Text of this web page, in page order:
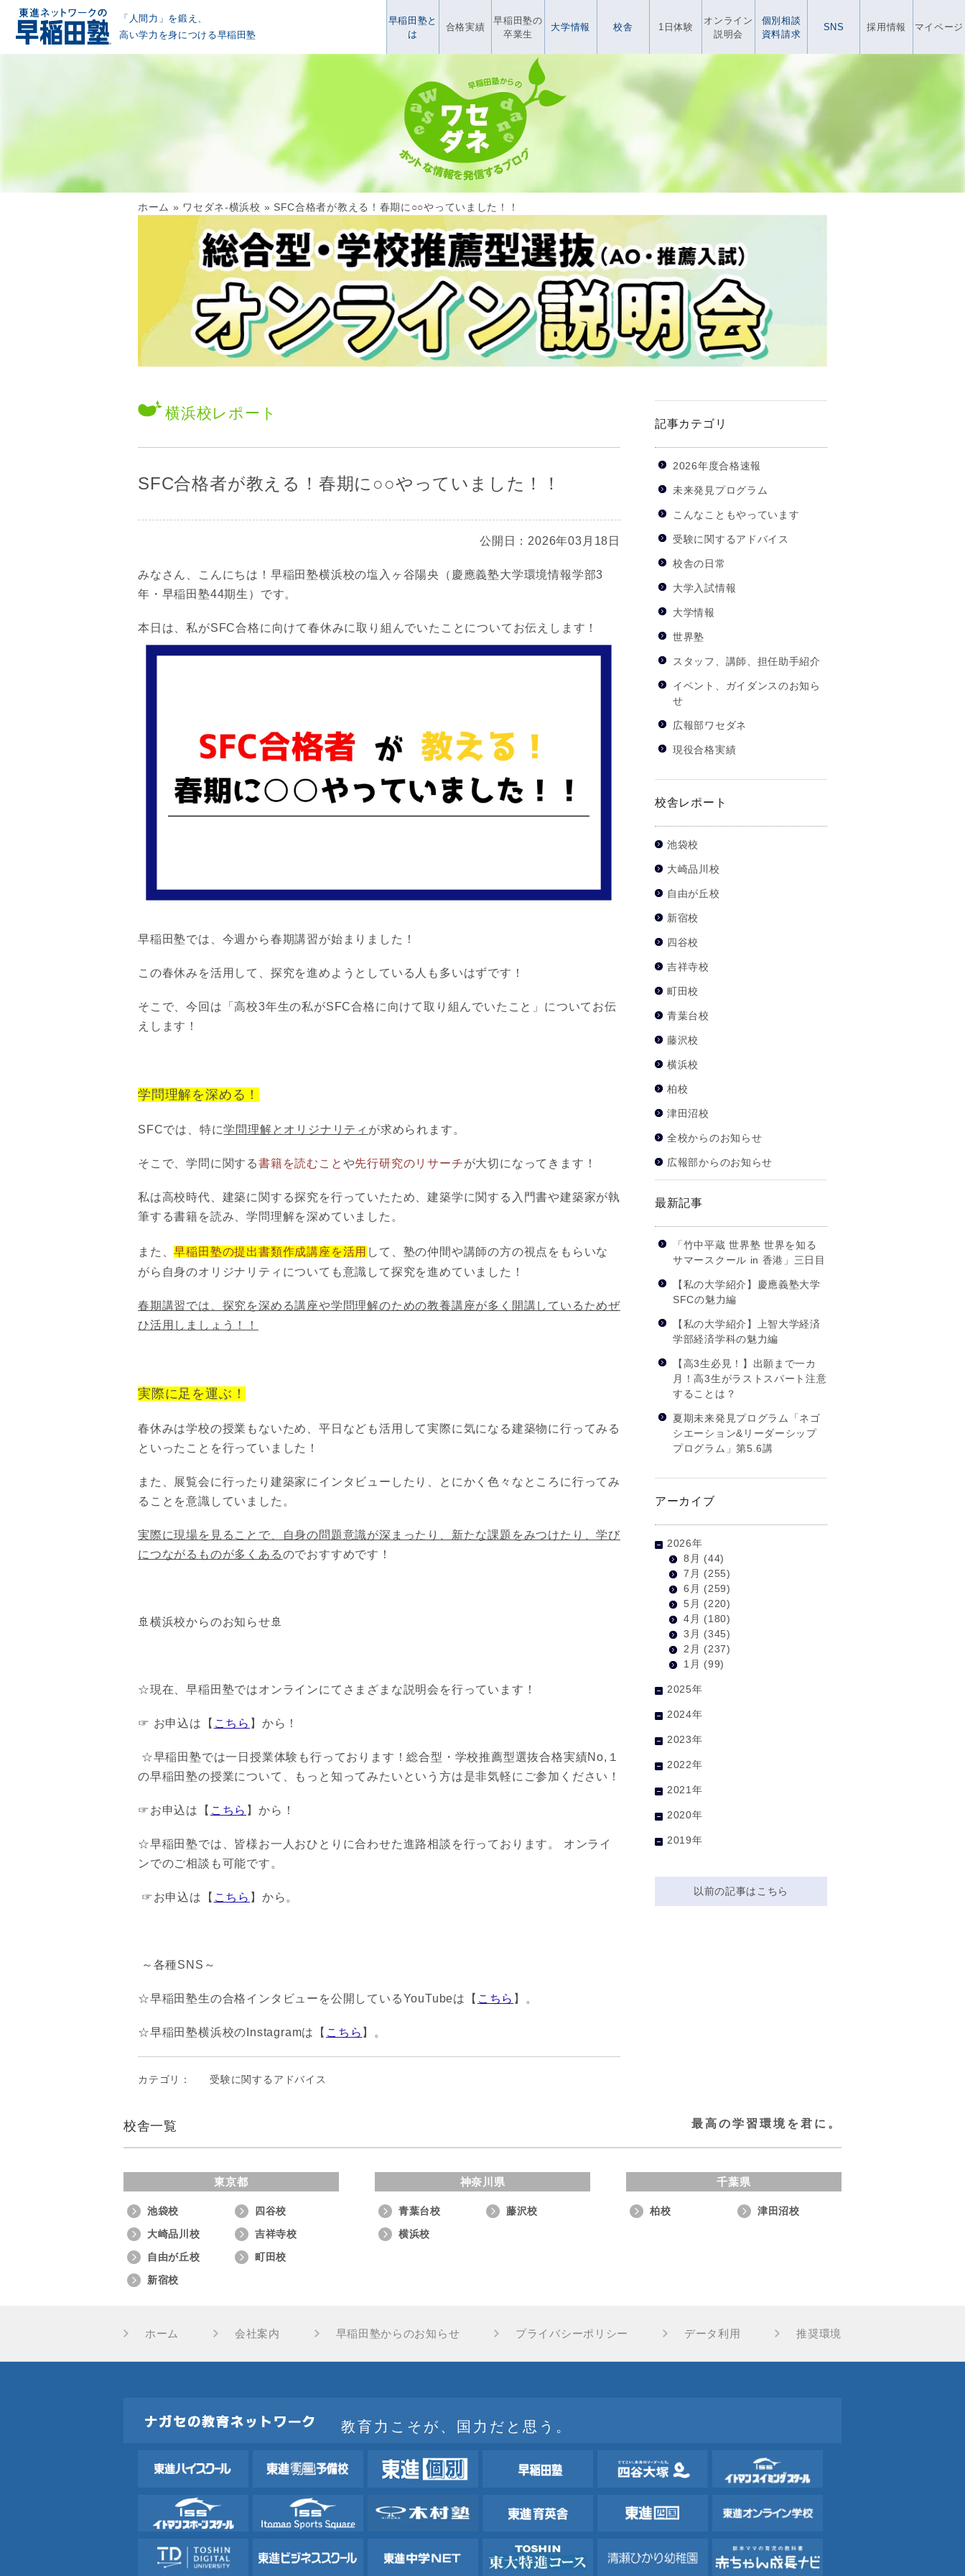
「人間力」を鍛え、
高い学力を身につける早稲田塾
早稲田塾と
は
合格実績
早稲田塾の
卒業生
大学情報 校舎 1日体験
オンライン
説明会
個別相談
資料請求
SNS 採用情報 マイページ
ホーム » ワセダネ-横浜校 » SFC合格者が教える！春期に○○やっていました！！
横浜校レポート
SFC合格者が教える！春期に○○やっていました！！
公開日：2026年03月18日
みなさん、こんにちは！早稲田塾横浜校の塩入ヶ谷陽央（慶應義塾大学環境情報学部3
年・早稲田塾44期生）です。
本日は、私がSFC合格に向けて春休みに取り組んでいたことについてお伝えします！
早稲田塾では、今週から春期講習が始まりました！
この春休みを活用して、探究を進めようとしている人も多いはずです！
そこで、今回は「高校3年生の私がSFC合格に向けて取り組んでいたこと 」についてお伝
えします！
学問理解を深める！
SFCでは、特に学問理解とオリジナリティ が求められます。
そこで、学問に関する書籍を読むこと や先行研究のリサーチが大切になってきます！
私は高校時代、建築に関する探究を行っていたため、建築学に関する入門書や建築家が執
筆する書籍を読み、学問理解を深めていました。
また、早稲田塾の提出書類作成講座を活用 して、塾の仲間や講師の方の視点をもらいな
がら自身のオリジナリティについても意識して探究を進めていました！
春期講習では、探究を深める講座や学問理解のための教養講座が多く開講しているためぜ
ひ活用しましょう！！
実際に足を運ぶ！
春休みは学校の授業もないため、平日なども活用して実際に気になる建築物に行ってみる
といったことを行っていました！
また、展覧会に行ったり建築家にインタビューしたり、とにかく色々なところに行ってみ
ることを意識していました。
実際に現場を見ることで、自身の問題意識が深まったり、新たな課題をみつけたり、学び
につながるものが多くあるのでおすすめです！
🚢横浜校からのお知らせ🚢
☆現在、早稲田塾ではオンラインにてさまざまな説明会を行っています！
☞ お申込は【 こちら 】から！
☆早稲田塾では一日授業体験も行っております！総合型・学校推薦型選抜合格実績No,１
の早稲田塾の授業について、もっと知ってみたいという方は是非気軽にご参加ください！
☞お申込は【 こちら 】から！
☆早稲田塾では、皆様お一人おひとりに合わせた進路相談を行っております。 オンライ
ンでのご相談も可能です。
☞お申込は【 こちら 】から。
～各種SNS～
☆早稲田塾生の合格インタビューを公開しているYouTubeは【 こちら 】。
☆早稲田塾横浜校のInstagramは【 こちら 】。
カテゴリ： 受験に関するアドバイス
記事カテゴリ
2026年度合格速報
未来発見プログラム
こんなこともやっています
受験に関するアドバイス
校舎の日常
大学入試情報
大学情報
世界塾
スタッフ、講師、担任助手紹介
イベント、ガイダンスのお知ら
せ
広報部ワセダネ
現役合格実績
校舎レポート
池袋校
大崎品川校
自由が丘校
新宿校
四谷校
吉祥寺校
町田校
青葉台校
藤沢校
横浜校
柏校
津田沼校
全校からのお知らせ
広報部からのお知らせ
最新記事
「竹中平蔵 世界塾 世界を知る
サマースクール in 香港」三日目
【私の大学紹介】慶應義塾大学
SFCの魅力編
【私の大学紹介】上智大学経済
学部経済学科の魅力編
【高3生必見！】出願まで一カ
月！高3生がラストスパート注意
することは？
夏期未来発見プログラム「ネゴ
シエーション&リーダーシップ
プログラム」第5.6講
アーカイブ
2026年
8月 (44)
7月 (255)
6月 (259)
5月 (220)
4月 (180)
3月 (345)
2月 (237)
1月 (99)
2025年
2024年
2023年
2022年
2021年
2020年
2019年
以前の記事はこちら
校舎一覧 最高の学習環境を君に。
東京都
池袋校
四谷校
大崎品川校
吉祥寺校
自由が丘校
町田校
新宿校
神奈川県
青葉台校
藤沢校
横浜校
千葉県
柏校 津田沼校
ホーム 会社案内 早稲田塾からのお知らせ プライバシーポリシー データ利用 推奨環境
教育力こそが、国力だと思う。